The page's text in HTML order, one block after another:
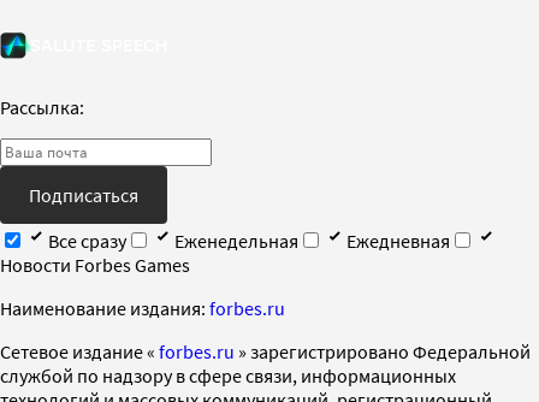
Рассылка:
Подписаться
Все сразу
Еженедельная
Ежедневная
Новости Forbes Games
Наименование издания: forbes.ru
Cетевое издание « forbes.ru » зарегистрировано Федеральной
службой по надзору в сфере связи, информационных